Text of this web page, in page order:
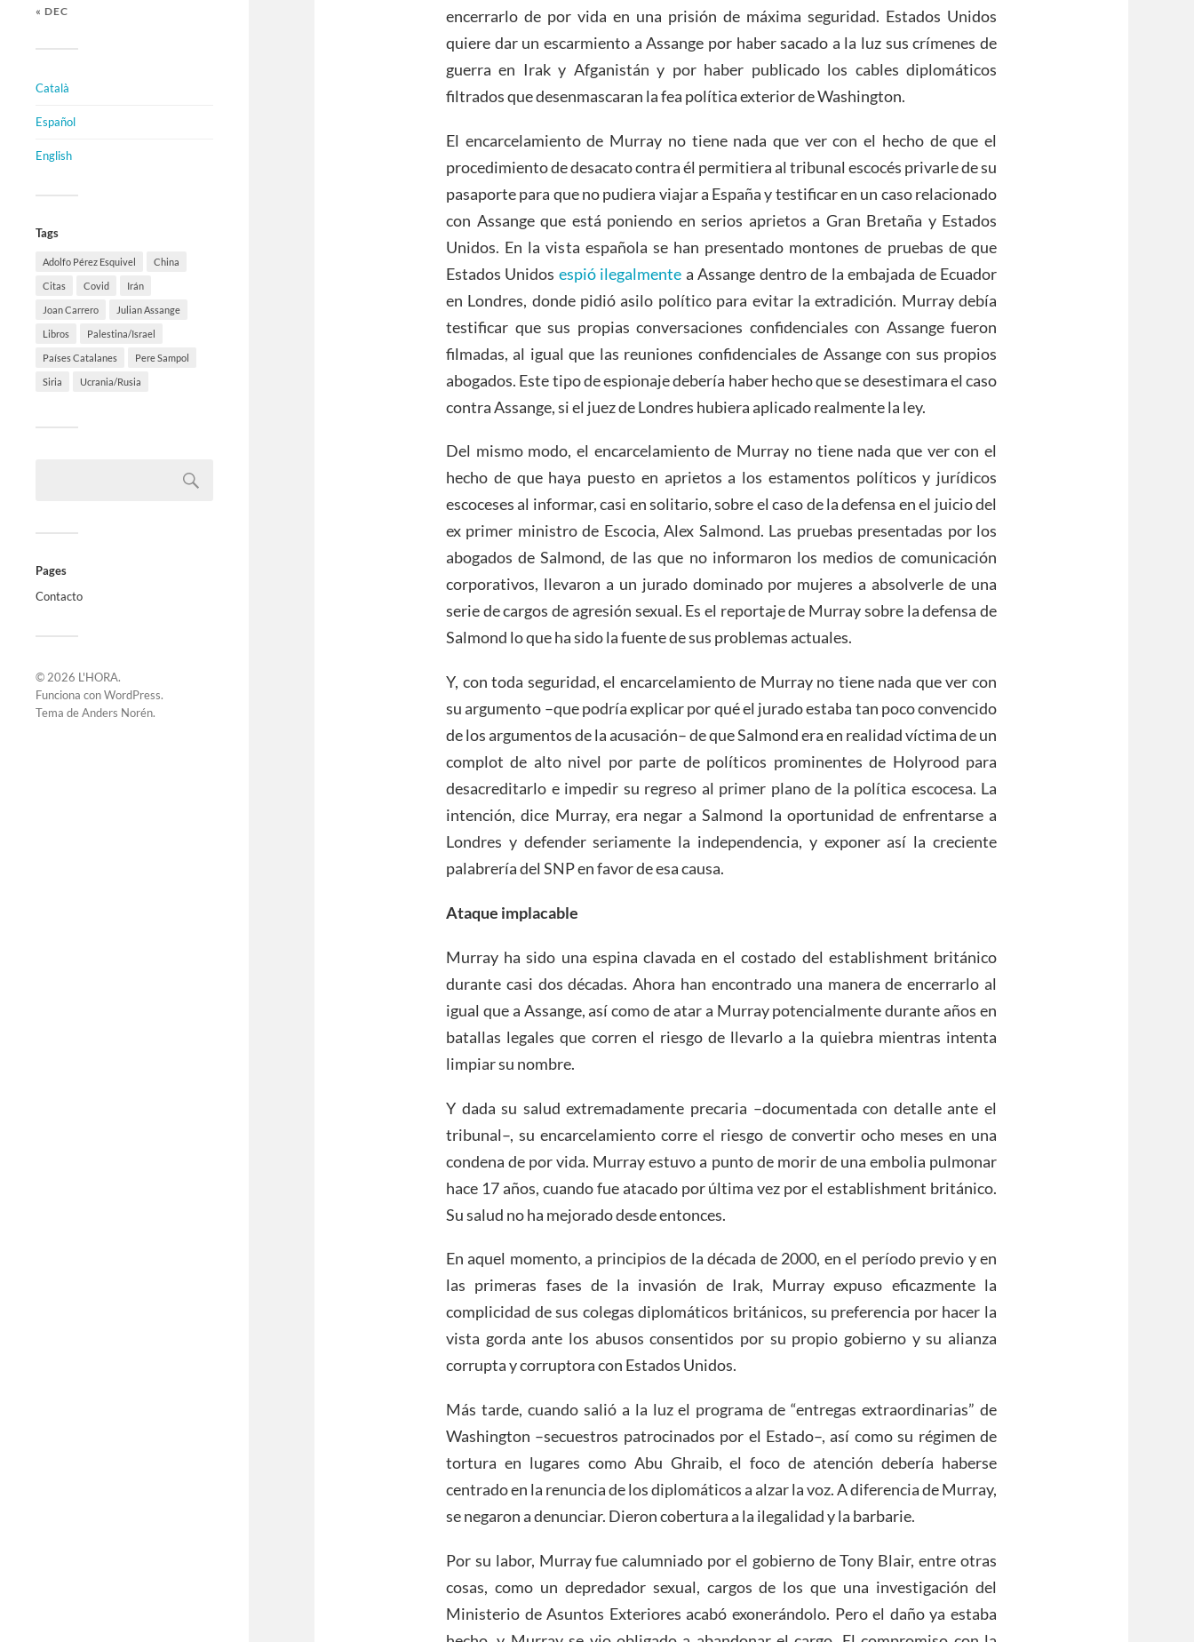
« DEC
Català
Español
English
Tags
Adolfo Pérez Esquivel China
Citas Covid Irán
Joan Carrero Julian Assange
Libros Palestina/Israel
Países Catalanes Pere Sampol
Siria Ucrania/Rusia
Pages
Contacto
© 2026 L'HORA.
Funciona conWordPress.
Tema deAnders Norén.
encerrarlo de por vida en una prisión de máxima seguridad. Estados Unidos
quiere dar un escarmiento a Assange por haber sacado a la luz sus crímenes de
guerra en Irak y Afganistán y por haber publicado los cables diplomáticos
filtrados que desenmascaran la fea política exterior de Washington.
El encarcelamiento de Murray no tiene nada que ver con el hecho de que el
procedimiento de desacato contra él permitiera al tribunal escocés privarle de su
pasaporte para que no pudiera viajar a España y testificar en un caso relacionado
con Assange que está poniendo en serios aprietos a Gran Bretaña y Estados
Unidos. En la vista española se han presentado montones de pruebas de que
Estados Unidos espió ilegalmente a Assange dentro de la embajada de Ecuador
en Londres, donde pidió asilo político para evitar la extradición. Murray debía
testificar que sus propias conversaciones confidenciales con Assange fueron
filmadas, al igual que las reuniones confidenciales de Assange con sus propios
abogados. Este tipo de espionaje debería haber hecho que se desestimara el caso
contra Assange, si el juez de Londres hubiera aplicado realmente la ley.
Del mismo modo, el encarcelamiento de Murray no tiene nada que ver con el
hecho de que haya puesto en aprietos a los estamentos políticos y jurídicos
escoceses al informar, casi en solitario, sobre el caso de la defensa en el juicio del
ex primer ministro de Escocia, Alex Salmond. Las pruebas presentadas por los
abogados de Salmond, de las que no informaron los medios de comunicación
corporativos, llevaron a un jurado dominado por mujeres a absolverle de una
serie de cargos de agresión sexual. Es el reportaje de Murray sobre la defensa de
Salmond lo que ha sido la fuente de sus problemas actuales.
Y, con toda seguridad, el encarcelamiento de Murray no tiene nada que ver con
su argumento –que podría explicar por qué el jurado estaba tan poco convencido
de los argumentos de la acusación– de que Salmond era en realidad víctima de un
complot de alto nivel por parte de políticos prominentes de Holyrood para
desacreditarlo e impedir su regreso al primer plano de la política escocesa. La
intención, dice Murray, era negar a Salmond la oportunidad de enfrentarse a
Londres y defender seriamente la independencia, y exponer así la creciente
palabrería del SNP en favor de esa causa.
Ataque implacable
Murray ha sido una espina clavada en el costado del establishment británico
durante casi dos décadas. Ahora han encontrado una manera de encerrarlo al
igual que a Assange, así como de atar a Murray potencialmente durante años en
batallas legales que corren el riesgo de llevarlo a la quiebra mientras intenta
limpiar su nombre.
Y dada su salud extremadamente precaria –documentada con detalle ante el
tribunal–, su encarcelamiento corre el riesgo de convertir ocho meses en una
condena de por vida. Murray estuvo a punto de morir de una embolia pulmonar
hace 17 años, cuando fue atacado por última vez por el establishment británico.
Su salud no ha mejorado desde entonces.
En aquel momento, a principios de la década de 2000, en el período previo y en
las primeras fases de la invasión de Irak, Murray expuso eficazmente la
complicidad de sus colegas diplomáticos británicos, su preferencia por hacer la
vista gorda ante los abusos consentidos por su propio gobierno y su alianza
corrupta y corruptora con Estados Unidos.
Más tarde, cuando salió a la luz el programa de “entregas extraordinarias” de
Washington –secuestros patrocinados por el Estado–, así como su régimen de
tortura en lugares como Abu Ghraib, el foco de atención debería haberse
centrado en la renuncia de los diplomáticos a alzar la voz. A diferencia de Murray,
se negaron a denunciar. Dieron cobertura a la ilegalidad y la barbarie.
Por su labor, Murray fue calumniado por el gobierno de Tony Blair, entre otras
cosas, como un depredador sexual, cargos de los que una investigación del
Ministerio de Asuntos Exteriores acabó exonerándolo. Pero el daño ya estaba